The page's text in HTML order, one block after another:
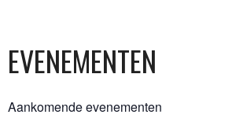
EVENEMENTEN
Aankomende evenementen